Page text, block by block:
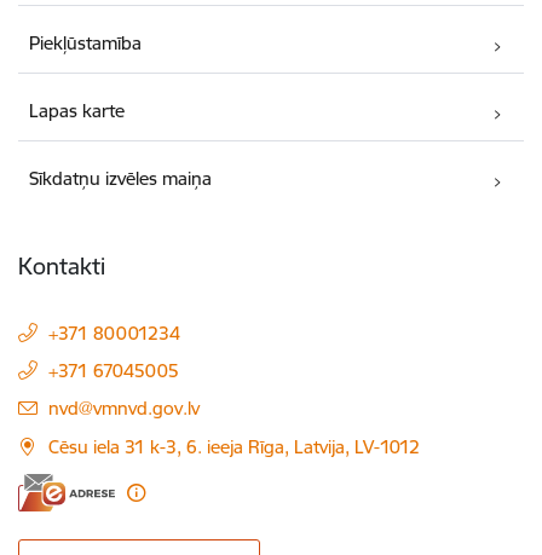
Piekļūstamība
Lapas karte
Sīkdatņu izvēles maiņa
Kontakti
+371 80001234
+371 67045005
E-pasts:
nvd@vmnvd.gov.lv
Cēsu iela 31 k-3, 6. ieeja Rīga, Latvija, LV-1012